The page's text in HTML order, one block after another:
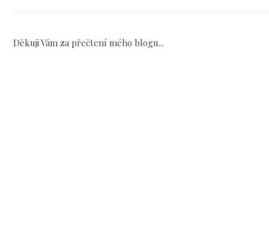
Děkuji Vám za přečtení mého blogu...